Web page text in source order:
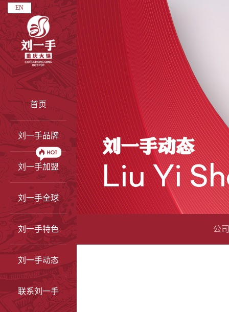
首页
刘一手品牌
刘一手加盟
刘一手全球
刘一手特色
刘一手动态
联系刘一手
EN
刘一手动态
Liu Yi
公